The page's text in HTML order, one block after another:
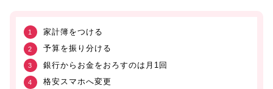
家計簿をつける
予算を振り分ける
銀行からお金をおろすのは月1回
格安スマホへ変更